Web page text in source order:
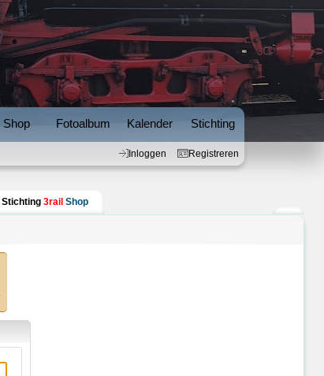
Shop Fotoalbum Kalender Stichting
Inloggen Registreren
Inloggen Registreren
Stichting 3rail Shop